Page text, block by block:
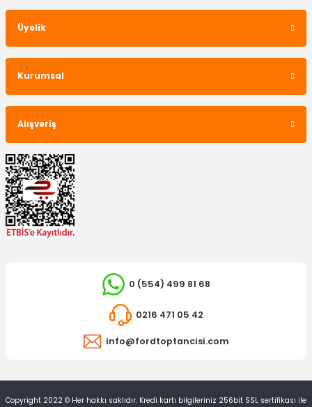
Arka Tampon Bağlantı Braketi Focus HB Sağ
Üyelik
Kurumsal
Alışveriş
0 (554) 499 81 68
0216 471 05 42
info@fordtoptancisi.com
Copyright 2022 © Her hakkı saklıdır. Kredi kartı bilgileriniz 256bit SSL sertifikası ile